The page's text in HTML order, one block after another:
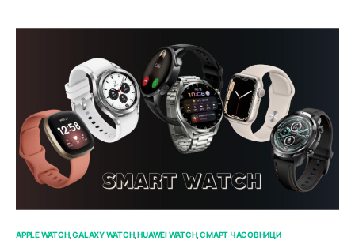
APPLE WATCH GALAXY WATCH HUAWEI WATCH СМАРТ ЧАСОВНИЦИ